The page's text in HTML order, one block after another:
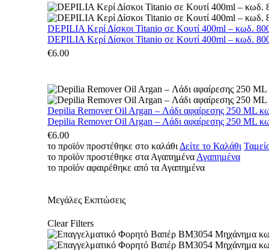
DEPILIA Κερί Δίσκοι Titanio σε Κουτί 400ml – κωδ.
DEPILIA Κερί Δίσκοι Titanio σε Κουτί 400ml – κωδ.
€6.00
Depilia Remover Oil Argan – Λάδι αφαίρεσης 250 ML
Depilia Remover Oil Argan – Λάδι αφαίρεσης 250 ML
€6.00
το προϊόν προστέθηκε στο καλάθι Δείτε το Καλάθι
το προϊόν προστέθηκε στα Αγαπημένα Αγαπημένα
το προϊόν αφαιρέθηκε από τα Αγαπημένα
Μεγάλες Εκπτώσεις
Clear Filters